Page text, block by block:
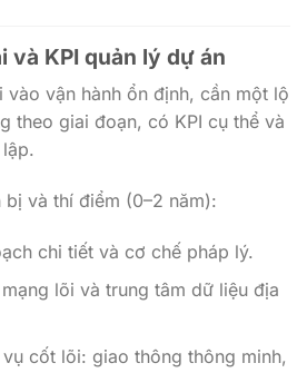
và KPI quản lý dự án
vận hành ổn định, cần một lộ
theo giai đoạn, có KPI cụ thể và
và thí điểm (0–2 năm):
chi tiết và cơ chế pháp lý.
lõi và trung tâm dữ liệu địa
cốt lõi: giao thông thông minh,